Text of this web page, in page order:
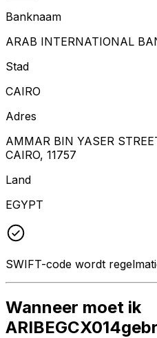
Banknaam
ARAB INTERNATIONAL
Stad
CAIRO
Adres
AMMAR BIN YASER
CAIRO, 11757
Land
EGYPT
SWIFT-code wordt
Wanneer moet ik